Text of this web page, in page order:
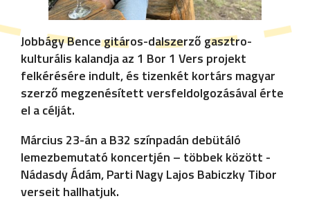
Jobbágy Bence gitáros-dalszerző gasztro-
kulturális kalandja az 1 Bor 1 Vers projekt
felkérésére indult, és tizenkét kortárs magyar
szerző megzenésített versfeldolgozásával érte
el a célját.
Március 23-án a B32 színpadán debütáló
lemezbemutató koncertjén – többek között -
Nádasdy Ádám, Parti Nagy Lajos Babiczky Tibor
verseit hallhatjuk.